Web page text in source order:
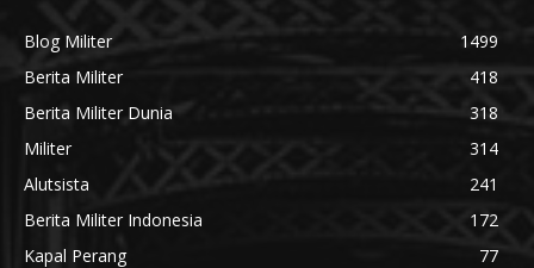
Blog Militer
1499
Berita Militer
418
Berita Militer Dunia
318
Militer
314
Alutsista
241
Berita Militer Indonesia
172
Kapal Perang
77